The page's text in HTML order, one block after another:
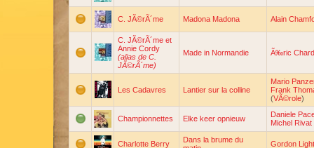
C. JÃ©rÃ´me Madona Madona Alain
C. JÃ©rÃ´me et
Annie Cordy
(alias de C.
JÃ©rÃ´me)
Made in Normandie Ã‰ric
Les Cadavres Lantier sur la colline
Mario
Frank
(VÃ©role)
Championnettes Elke keer opnieuw
Daniele
Michel Rivat
Charlotte Berry
Dans la brume du
Gordon